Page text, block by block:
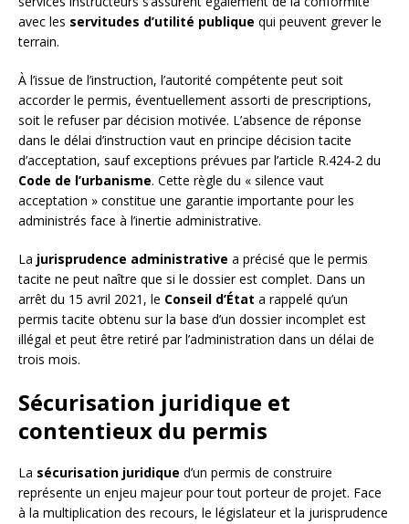
avec les servitudes d’utilité publique qui peuvent grever le
terrain.
À l’issue de l’instruction, l’autorité compétente peut soit
accorder le permis, éventuellement assorti de prescriptions,
soit le refuser par décision motivée. L’absence de réponse
dans le délai d’instruction vaut en principe décision tacite
d’acceptation, sauf exceptions prévues par l’article R.424-2 du
Code de l’urbanisme. Cette règle du « silence vaut
acceptation » constitue une garantie importante pour les
administrés face à l’inertie administrative.
La jurisprudence administrative a précisé que le permis
tacite ne peut naître que si le dossier est complet. Dans un
arrêt du 15 avril 2021, le Conseil d’État a rappelé qu’un
permis tacite obtenu sur la base d’un dossier incomplet est
illégal et peut être retiré par l’administration dans un délai de
trois mois.
Sécurisation juridique et
contentieux du permis
La sécurisation juridique d’un permis de construire
représente un enjeu majeur pour tout porteur de projet. Face
à la multiplication des recours, le législateur et la jurisprudence